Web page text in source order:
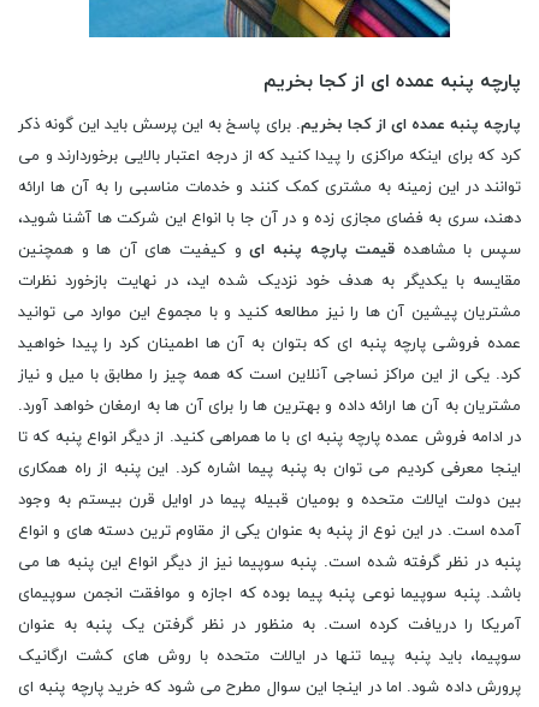
پارچه پنبه عمده ای از کجا بخریم
پارچه پنبه عمده ای از کجا بخریم. برای پاسخ به این پرسش باید این گونه ذکر
کرد که برای اینکه مراکزی را پیدا کنید که از درجه اعتبار بالایی برخوردارند و می
توانند در این زمینه به مشتری کمک کنند و خدمات مناسبی را به آن ها ارائه
دهند، سری به فضای مجازی زده و در آن جا با انواع این شرکت ها آشنا شوید،
سپس با مشاهده قیمت پارچه پنبه ایو کیفیت های آن ها و همچنین
مقایسه با یکدیگر به هدف خود نزدیک شده اید، در نهایت بازخورد نظرات
مشتریان پیشین آن ها را نیز مطالعه کنید و با مجموع این موارد می توانید
عمده فروشی پارچه پنبه ای که بتوان به آن ها اطمینان کرد را پیدا خواهید
کرد. یکی از این مراکز نساجی آنلاین است که همه چیز را مطابق با میل و نیاز
مشتریان به آن ها ارائه داده و بهترین ها را برای آن ها به ارمغان خواهد آورد.
در ادامه فروش عمده پارچه پنبه ای با ما همراهی کنید. از دیگر انواع پنبه که تا
اینجا معرفی کردیم می توان به پنبه پیما اشاره کرد. این پنبه از راه همکاری
بین دولت ایالات متحده و بومیان قبیله پیما در اوایل قرن بیستم به وجود
آمده است. در این نوع از پنبه به عنوان یکی از مقاوم ترین دسته های و انواع
پنبه در نظر گرفته شده است. پنبه سوپیما نیز از دیگر انواع این پنبه ها می
باشد. پنبه سوپیما نوعی پنبه پیما بوده که اجازه و موافقت انجمن سوپیمای
آمریکا را دریافت کرده است. به منظور در نظر گرفتن یک پنبه به عنوان
سوپیما، باید پنبه پیما تنها در ایالات متحده با روش های کشت ارگانیک
پرورش داده شود. اما در اینجا این سوال مطرح می شود که خرید پارچه پنبه ای